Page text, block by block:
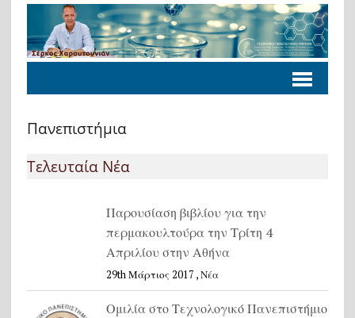
Πανεπιστήμια
Τελευταία Νέα
Παρουσίαση βιβλίου για την
περμακουλτούρα την Τρίτη 4
Απριλίου στην Αθήνα
29th Μάρτιος 2017 ,Νέα
Ομιλία στο Τεχνολογικό Πανεπιστήμιο